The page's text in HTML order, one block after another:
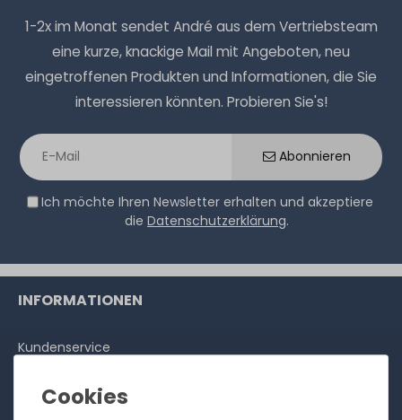
1-2x im Monat sendet André aus dem Vertriebsteam
eine kurze, knackige Mail mit Angeboten, neu
eingetroffenen Produkten und Informationen, die Sie
interessieren könnten. Probieren Sie's!
Abonnieren
Ich möchte Ihren Newsletter erhalten und akzeptiere
die Datenschutzerklärung.
INFORMATIONEN
Kundenservice
Über uns